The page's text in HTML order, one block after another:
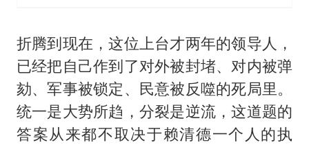
折腾到现在，这位上台才两年的领导人，
已经把自己作到了对外被封堵、对内被弹
劾、军事被锁定、民意被反噬的死局里。
统一是大势所趋，分裂是逆流，这道题的
答案从来都不取决于赖清德一个人的执